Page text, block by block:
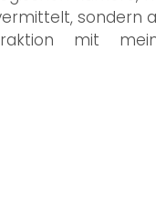
sondern
mit